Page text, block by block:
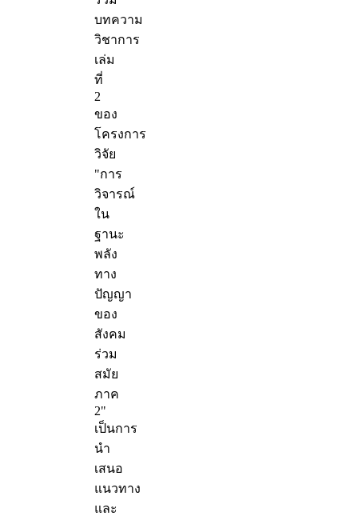
บทความ
วิชาการ
เล่ม
ที่
2
ของ
โครงการ
วิจัย
"การ
วิจารณ์
ใน
ฐานะ
พลัง
ทาง
ปัญญา
ของ
สังคม
ร่วม
สมัย
ภาค
2"
เป็นการ
นำ
เสนอ
แนวทาง
และ